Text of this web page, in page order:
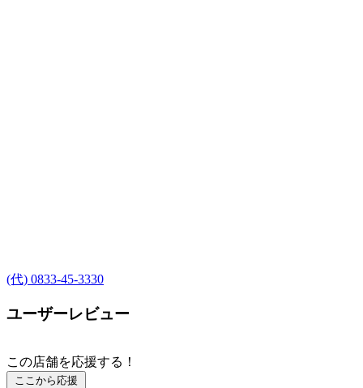
(代) 0833-45-3330
ユーザーレビュー
この店舗を応援する！
ここから応援